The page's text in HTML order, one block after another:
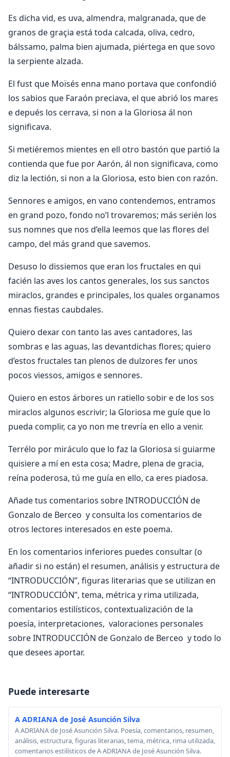
Es dicha vid, es uva, almendra, malgranada, que de
granos de graçia está toda calcada, oliva, cedro,
bálssamo, palma bien ajumada, piértega en que sovo
la serpiente alzada.
El fust que Moïsés enna mano portava que confondió
los sabios que Faraón preciava, el que abrió los mares
e depués los cerrava, si non a la Gloriosa ál non
significava.
Si metiéremos mientes en ell otro bastón que partió la
contienda que fue por Aarón, ál non significava, como
diz la lectión, si non a la Gloriosa, esto bien con razón.
Sennores e amigos, en vano contendemos, entramos
en grand pozo, fondo no’l trovaremos; más serién los
sus nomnes que nos d’ella leemos que las flores del
campo, del más grand que savemos.
Desuso lo dissiemos que eran los fructales en qui
facién las aves los cantos generales, los sus sanctos
miraclos, grandes e principales, los quales organamos
ennas fiestas caubdales.
Quiero dexar con tanto las aves cantadores, las
sombras e las aguas, las devantdichas flores; quiero
d’estos fructales tan plenos de dulzores fer unos
pocos viessos, amigos e sennores.
Quiero en estos árbores un ratiello sobir e de los sos
miraclos algunos escrivir; la Gloriosa me guíe que lo
pueda complir, ca yo non me trevría en ello a venir.
Terrélo por miráculo que lo faz la Gloriosa si guiarme
quisiere a mí en esta cosa; Madre, plena de gracia,
reína poderosa, tú me guía en ello, ca eres piadosa.
Añade tus comentarios sobre INTRODUCCIÓN de
Gonzalo de Berceo y consulta los comentarios de
otros lectores interesados en este poema.
En los comentarios inferiores puedes consultar (o
añadir si no están) el resumen, análisis y estructura de
“INTRODUCCIÓN”, figuras literarias que se utilizan en
“INTRODUCCIÓN”, tema, métrica y rima utilizada,
comentarios estilísticos, contextualización de la
poesía, interpretaciones, valoraciones personales
sobre INTRODUCCIÓN de Gonzalo de Berceo y todo lo
que desees aportar.
Puede interesarte
A ADRIANA de José Asunción Silva
A ADRIANA de José Asunción Silva. Poesía, comentarios, resumen,
análisis, estructura, figuras literarias, tema, métrica, rima utilizada,
comentarios estilísticos de A ADRIANA de José Asunción Silva.